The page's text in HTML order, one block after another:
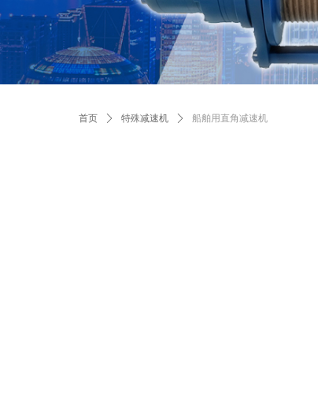
首页 ꄲ 特殊减速机 ꄲ 船舶用直角减速机